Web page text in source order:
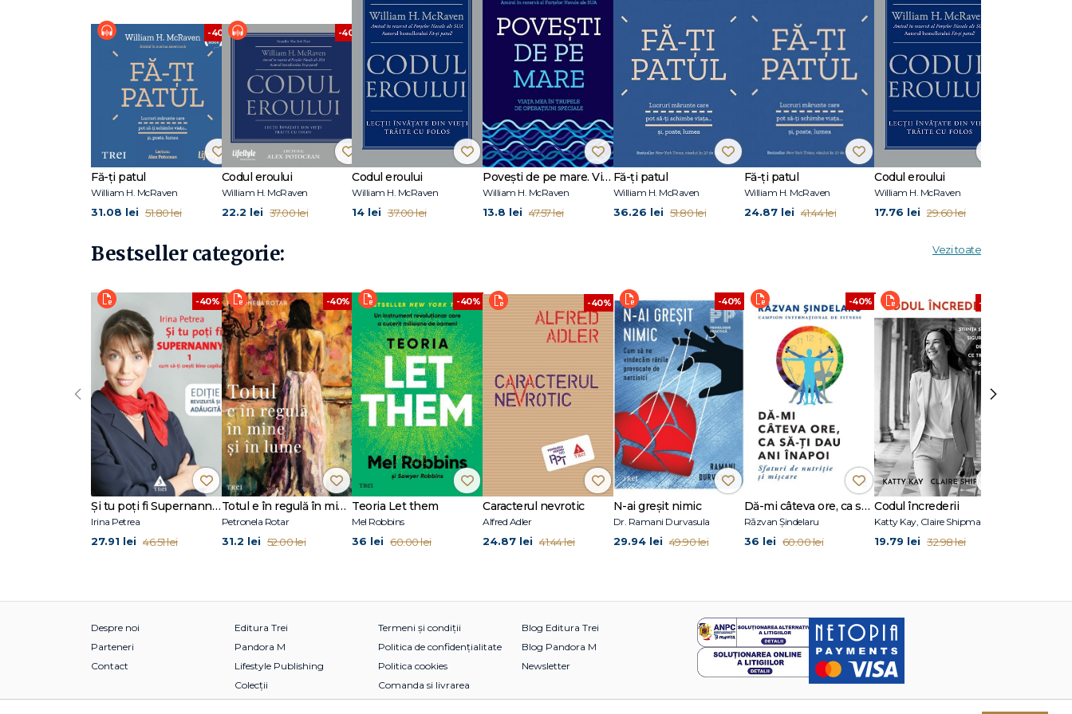
-40%
Fă-ți patul
William H. McRaven
31.08 lei 51.80 lei
-40%
Codul eroului
William H. McRaven
22.2 lei 37.00 lei
Codul eroului
William H. McRaven
14 lei 37.00 lei
Povești de pe mare. Viața mea în trupele de operațiuni speciale
William H. McRaven
13.8 lei 47.57 lei
Fă-ți patul
William H. McRaven
36.26 lei 51.80 lei
Fă-ți patul
William H. McRaven
24.87 lei 41.44 lei
Codul eroului
William H. McRaven
17.76 lei 29.60 lei
Bestseller categorie: Vezi toate
-40%
Şi tu poţi fi Supernanny 1
Irina Petrea
27.91 lei 46.51 lei
-40%
Totul e în regulă în mine și în lume
Petronela Rotar
31.2 lei 52.00 lei
-40%
Teoria Let them
Mel Robbins
36 lei 60.00 lei
-40%
Caracterul nevrotic
Alfred Adler
24.87 lei 41.44 lei
-40%
N-ai greșit nimic
Dr. Ramani Durvasula
29.94 lei 49.90 lei
-40%
Dă-mi câteva ore, ca să-ţi dau ani înapoi
Răzvan Șindelaru
36 lei 60.00 lei
-40%
Codul încrederii
Katty Kay, Claire Shipman
19.79 lei 32.98 lei
‹ ›
Despre noi
Parteneri
Contact
Editura Trei
Pandora M
Lifestyle Publishing
Colecții
Termeni și condiții
Politica de confidențialitate
Politica cookies
Comanda si livrarea
Blog Editura Trei
Blog Pandora M
Newsletter